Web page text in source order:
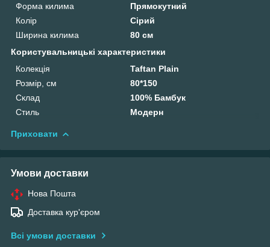
Форма килима
Прямокутний
Колір
Сірий
Ширина килима
80 см
Користувальницькі характеристики
Колекція
Taftan Plain
Розмір, см
80*150
Склад
100% Бамбук
Стиль
Модерн
Приховати
Умови доставки
Нова Пошта
Доставка кур'єром
Всі умови доставки